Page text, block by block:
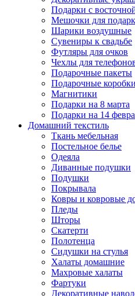
Подарки с
Мешочки для
Шарики воздушные
Сувениры к свадьбе
Футляры для очков
Чехлы для
Подарочные пакеты
Подарочные коробки
Магнитики
Подарки на 8 марта
Подарки на 14
Домашний текстиль
Ткань мебельная
Постельное белье
Одеяла
Диванные подушки
Подушки
Покрывала
Ковры и ковровые
Пледы
Шторы
Скатерти
Полотенца
Сидушки на стулья
Халаты домашние
Махровые халаты
Фартуки
Декоративные